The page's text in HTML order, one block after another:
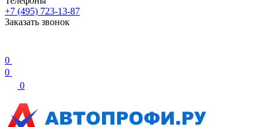
+7 (495) 723-13-87
Заказать звонок
0
0
0